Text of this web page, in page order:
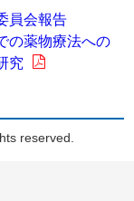
員会報告
の薬物療法への
究
reserved.